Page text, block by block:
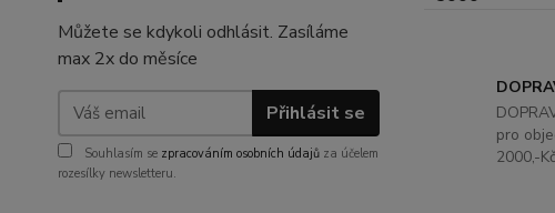
Můžete se kdykoli odhlásit. Zasíláme
max 2x do měsíce
Přihlásit se
Souhlasím se zpracováním osobních údajů za účelem
rozesílky newsletteru.
pro
2000,-Kč